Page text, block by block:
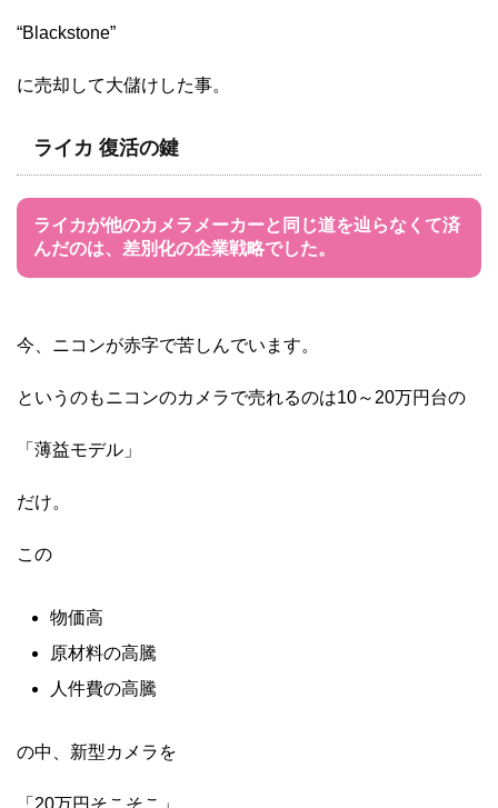
“Blackstone”
に売却して大儲けした事。
ライカ 復活の鍵
ライカが他のカメラメーカーと同じ道を辿らなくて済
んだのは、差別化の企業戦略でした。
今、ニコンが赤字で苦しんでいます。
というのもニコンのカメラで売れるのは10～20万円台の
「薄益モデル」
だけ。
この
物価高
原材料の高騰
人件費の高騰
の中、新型カメラを
「20万円そこそこ」